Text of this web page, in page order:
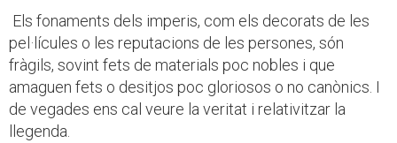
Els fonaments dels imperis, com els decorats de les
pel·lícules o les reputacions de les persones, són
fràgils, sovint fets de materials poc nobles i que
amaguen fets o desitjos poc gloriosos o no canònics. I
de vegades ens cal veure la veritat i relativitzar la
llegenda.